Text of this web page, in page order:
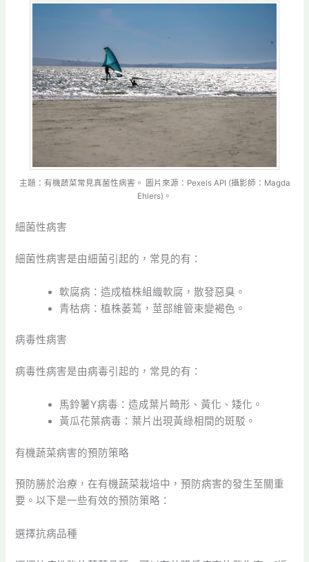
主題：有機蔬菜常見真菌性病害。 圖片來源：Pexels API (攝影師：Magda
Ehlers)。
細菌性病害
細菌性病害是由細菌引起的，常見的有：
軟腐病：造成植株組織軟腐，散發惡臭。
青枯病：植株萎蔫，莖部維管束變褐色。
病毒性病害
病毒性病害是由病毒引起的，常見的有：
馬鈴薯Y病毒：造成葉片畸形、黃化、矮化。
黃瓜花葉病毒：葉片出現黃綠相間的斑駁。
有機蔬菜病害的預防策略
預防勝於治療，在有機蔬菜栽培中，預防病害的發生至關重
要。以下是一些有效的預防策略：
選擇抗病品種